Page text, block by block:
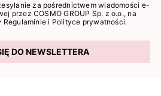
za pośrednictwem wiadomości e-
przez COSMO GROUP Sp. z o.o., na
Regulaminie i Polityce prywatności.
DO NEWSLETTERA